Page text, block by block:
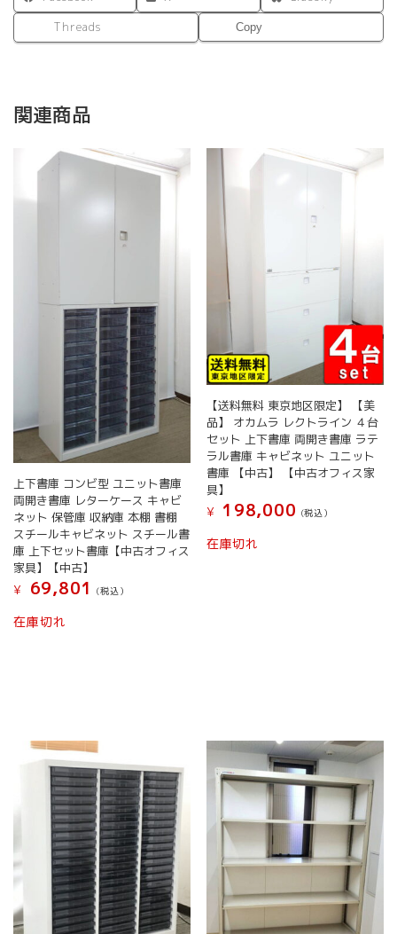
Threads
Copy
関連商品
上下書庫 コンビ型 ユニット書庫
両開き書庫 レターケース キャビ
ネット 保管庫 収納庫 本棚 書棚
スチールキャビネット スチール書
庫 上下セット書庫【中古オフィス
家具】【中古】
¥
69,801 (税込）
在庫切れ
【送料無料 東京地区限定】 【美
品】 オカムラ レクトライン ４台
セット 上下書庫 両開き書庫 ラテ
ラル書庫 キャビネット ユニット
書庫 【中古】 【中古オフィス家
具】
¥
198,000 (税込）
在庫切れ